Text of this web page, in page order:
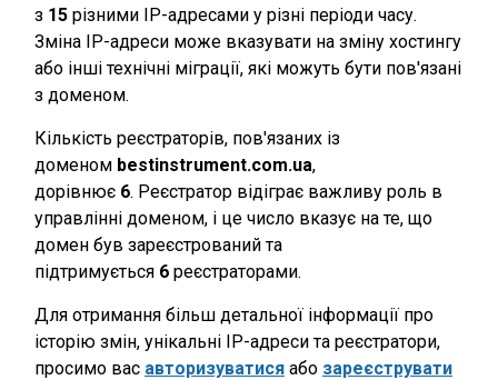
з 15 різними IP-адресами у різні періоди часу.
Зміна IP-адреси може вказувати на зміну хостингу
або інші технічні міграції, які можуть бути пов'язані
з доменом.
Кількість реєстраторів, пов'язаних із
доменом bestinstrument.com.ua,
дорівнює 6. Реєстратор відіграє важливу роль в
управлінні доменом, і це число вказує на те, що
домен був зареєстрований та
підтримується 6 реєстраторами.
Для отримання більш детальної інформації про
історію змін, унікальні IP-адреси та реєстратори,
просимо вас авторизуватися або зареєструвати